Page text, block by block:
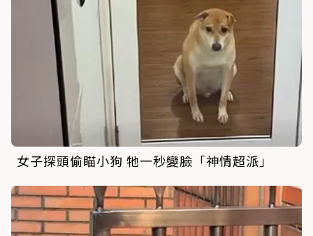
女子探頭偷瞄小狗 牠一秒變臉「神情超派」